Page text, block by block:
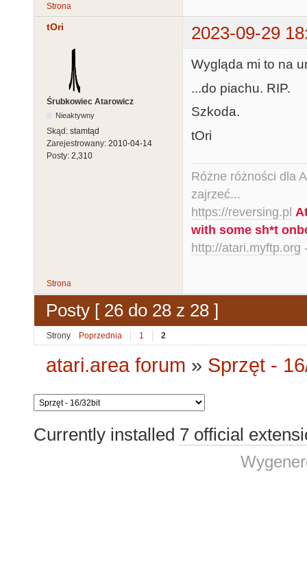
Strona
tOri 2023-09-29
Śrubkowiec Atarowicz
Nieaktywny
Skąd: stamtąd
Zarejestrowany: 2010-04-14
Posty: 2,310
Wygląda mi to na
...do piachu. RIP.
Szkoda.
tOri
Różne różności dla
zajrzeć...
https://reversing.pl
with some sh*t
http://atari.myftp.org
Strona
Posty [ 26 do 28 z 28 ]
Strony Poprzednia 1 2
atari.area forum » Sprzęt -
Currently installed 7 official